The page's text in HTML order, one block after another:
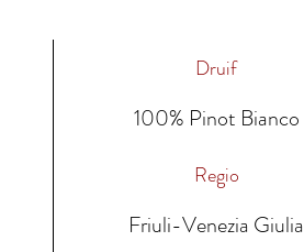
Druif
100% Pinot Bianco
Regio
Friuli-Venezia Giulia